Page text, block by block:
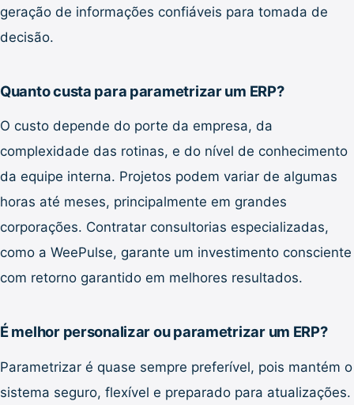
geração de informações confiáveis para tomada de
decisão.
Quanto custa para parametrizar um ERP?
O custo depende do porte da empresa, da
complexidade das rotinas, e do nível de conhecimento
da equipe interna. Projetos podem variar de algumas
horas até meses, principalmente em grandes
corporações. Contratar consultorias especializadas,
como a WeePulse, garante um investimento consciente
com retorno garantido em melhores resultados.
É melhor personalizar ou parametrizar um ERP?
Parametrizar é quase sempre preferível, pois mantém o
sistema seguro, flexível e preparado para atualizações.